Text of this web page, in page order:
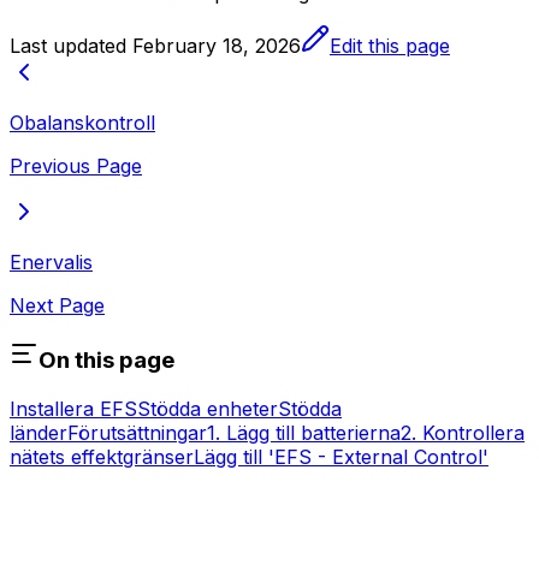
Last updated February 18, 2026 Edit this page
Obalanskontroll
Previous Page
Enervalis
Next Page
On this page
Installera EFSStödda enheterStödda
länderFörutsättningar1. Lägg till batterierna2. Kontrollera
nätets effektgränserLägg till 'EFS - External Control'